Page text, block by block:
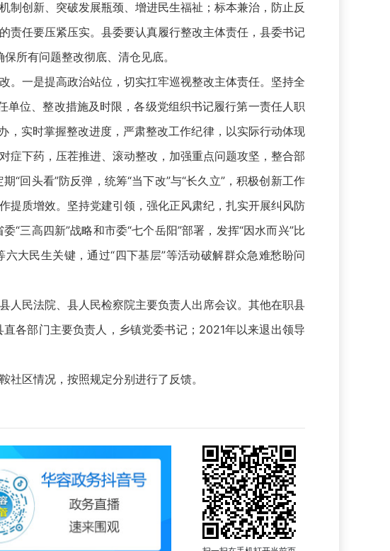
制创新、突破发展瓶颈、增进民生福祉；标本兼治，防止反
责任要压紧压实。县委要认真履行整改主体责任，县委书记
所有问题整改彻底、清仓见底。
一是提高政治站位，切实扛牢巡视整改主体责任。坚持全
单位、整改措施及时限，各级党组织书记履行第一责任人职
，实时掌握整改进度，严肃整改工作纪律，以实际行动体现
症下药，压茬推进、滚动整改，加强重点问题攻坚，整合部
回头看”防反弹，统筹“当下改”与“长久立”，积极创新工作
提质增效。坚持党建引领，强化正风肃纪，扎实开展纠风防
三高四新”战略和市委“七个岳阳”部署，发挥“因水而兴”比
大民生关键，通过“四下基层”等活动破解群众急难愁盼问
民法院、县人民检察院主要负责人出席会议。其他在职县
各部门主要负责人，乡镇党委书记；2021年以来退出领导
区情况，按照规定分别进行了反馈。